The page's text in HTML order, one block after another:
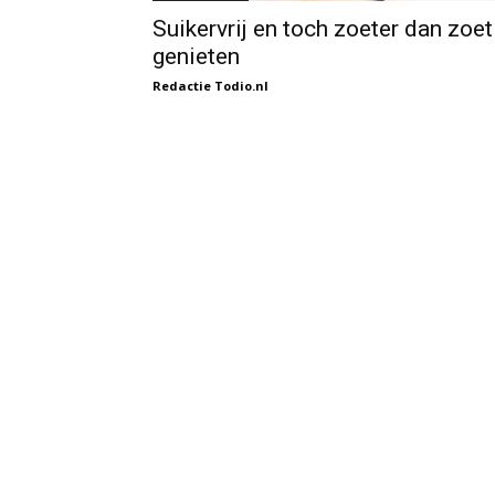
Suikervrij en toch zoeter dan zoet
genieten
Redactie Todio.nl